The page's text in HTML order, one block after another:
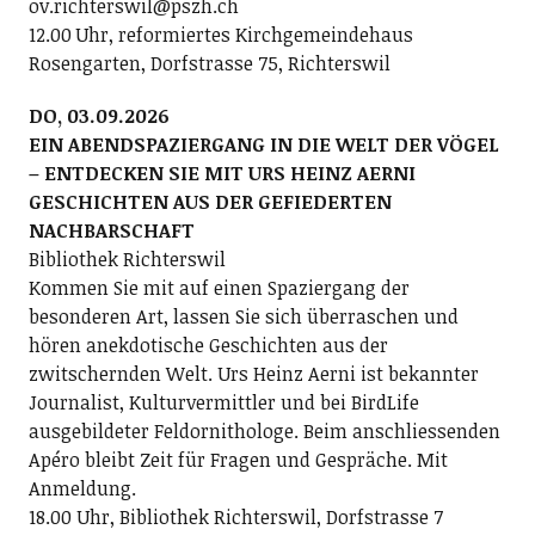
ov.richterswil@pszh.ch
12.00 Uhr, reformiertes Kirchgemeindehaus
Rosengarten, Dorfstrasse 75, Richterswil
DO, 03.09.2026
EIN ABENDSPAZIERGANG IN DIE WELT DER VÖGEL
– ENTDECKEN SIE MIT URS HEINZ AERNI
GESCHICHTEN AUS DER GEFIEDERTEN
NACHBARSCHAFT
Bibliothek Richterswil
Kommen Sie mit auf einen Spaziergang der
besonderen Art, lassen Sie sich überraschen und
hören anekdotische Geschichten aus der
zwitschernden Welt. Urs Heinz Aerni ist bekannter
Journalist, Kulturvermittler und bei BirdLife
ausgebildeter Feldornithologe. Beim anschliessenden
Apéro bleibt Zeit für Fragen und Gespräche. Mit
Anmeldung.
18.00 Uhr, Bibliothek Richterswil, Dorfstrasse 7